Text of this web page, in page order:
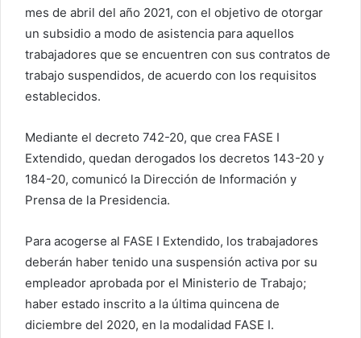
mes de abril del año 2021, con el objetivo de otorgar
un subsidio a modo de asistencia para aquellos
trabajadores que se encuentren con sus contratos de
trabajo suspendidos, de acuerdo con los requisitos
establecidos.
Mediante el decreto 742-20, que crea FASE I
Extendido, quedan derogados los decretos 143-20 y
184-20, comunicó la Dirección de Información y
Prensa de la Presidencia.
Para acogerse al FASE I Extendido, los trabajadores
deberán haber tenido una suspensión activa por su
empleador aprobada por el Ministerio de Trabajo;
haber estado inscrito a la última quincena de
diciembre del 2020, en la modalidad FASE I.